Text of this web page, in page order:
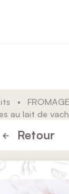
•
au lait de
Retour